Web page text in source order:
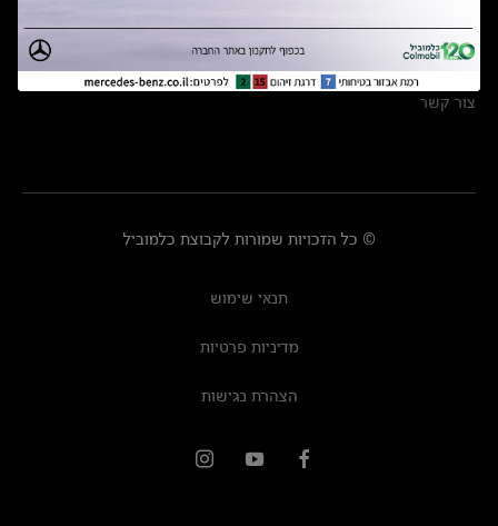
אולמות תצוגה
מרכזי שירות
צור קשר
© כל הזכויות שמורות לקבוצת כלמוביל
תנאי שימוש
מדיניות פרטיות
הצהרת נגישות